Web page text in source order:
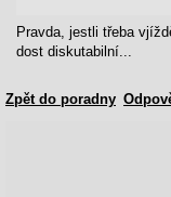
Pravda, jestli třeba
dost diskutabilní...
Zpět do poradny